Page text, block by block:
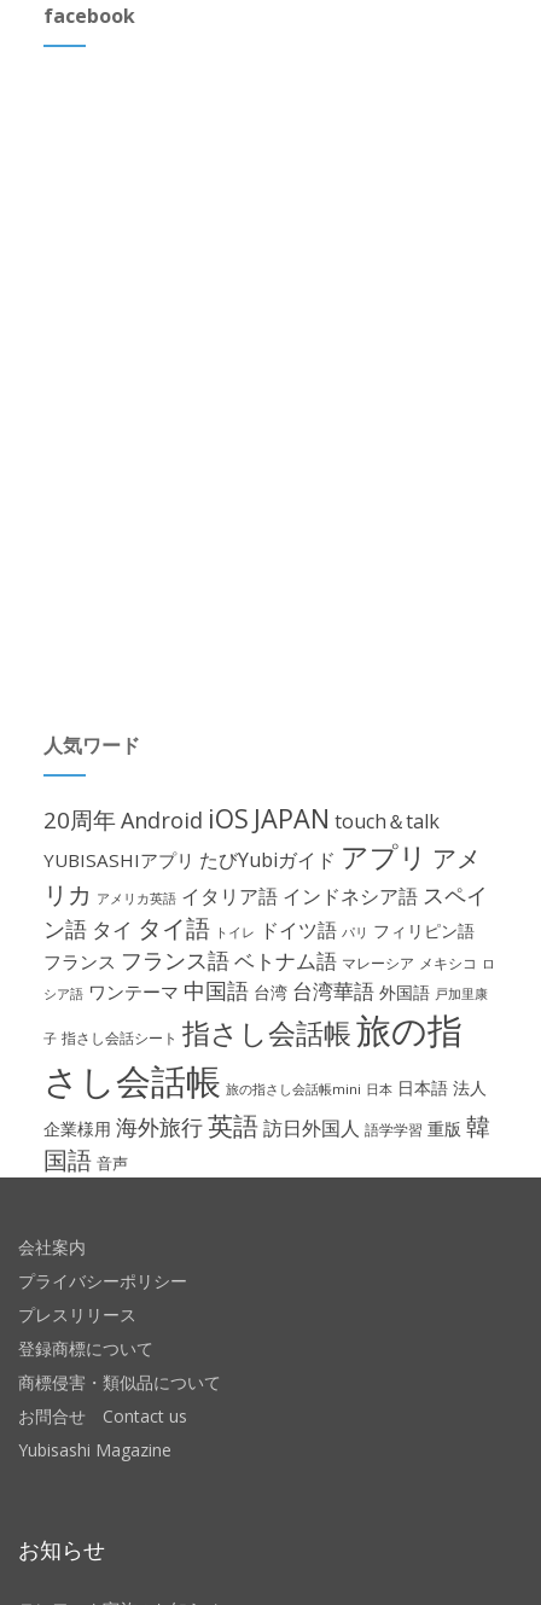
facebook
人気ワード
20周年Android iOS JAPAN touch＆talk
YUBISASHIアプリ たびYubiガイド アプリ アメ
リカ アメリカ英語 イタリア語 インドネシア語 スペイ
ン語 タイ タイ語 トイレ ドイツ語 パリ フィリピン語
フランス フランス語ベトナム語 マレーシア メキシコ ロ
シア語 ワンテーマ 中国語 台湾 台湾華語 外国語 戸加里康
子 指さし会話シート 指さし会話帳旅の指
さし会話帳 旅の指さし会話帳mini 日本 日本語 法人
企業様用 海外旅行英語訪日外国人 語学学習 重版 韓
国語 音声
会社案内
プライバシーポリシー
プレスリリース
登録商標について
商標侵害・類似品について
お問合せ Contact us
Yubisashi Magazine
お知らせ